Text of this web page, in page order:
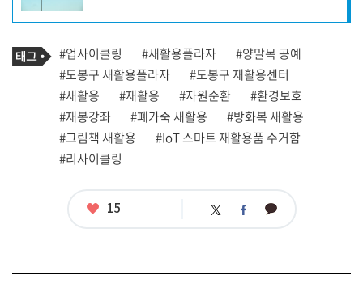
자
프
필 기
사
관
련
태
그
태
그
#업사이클링 #새활용플라자
#양말목 공예
#도봉구 새활용플라자
#도봉구 재활용센터
#새활용
#재활용 #자원순환
#환경보호
#재봉강좌
#폐가죽 새활용
#방화복 새활용
#그림책 새활용
#IoT 스마트 재활용품 수거함
#리사이클링
좋
15 트 페 카